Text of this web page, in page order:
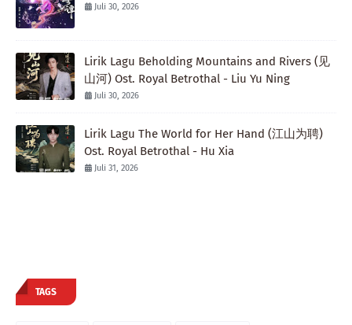
Juli 30, 2026
Lirik Lagu Beholding Mountains and Rivers (见
山河) Ost. Royal Betrothal - Liu Yu Ning
Juli 30, 2026
Lirik Lagu The World for Her Hand (江山为聘)
Ost. Royal Betrothal - Hu Xia
Juli 31, 2026
TAGS